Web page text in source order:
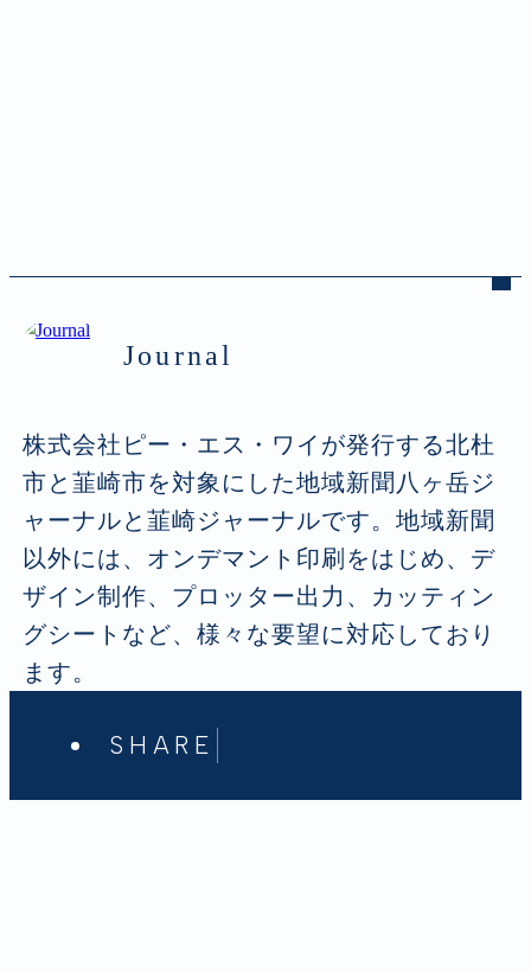
Journal
株式会社ピー・エス・ワイが発行する北杜
市と韮崎市を対象にした地域新聞八ヶ岳ジ
ャーナルと韮崎ジャーナルです。地域新聞
以外には、オンデマント印刷をはじめ、デ
ザイン制作、プロッター出力、カッティン
グシートなど、様々な要望に対応しており
ます。
SHARE